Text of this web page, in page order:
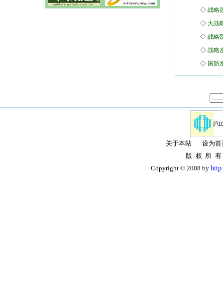
◇ 战略
◇ 大战
◇ 战略
◇ 战略
◇ 国防